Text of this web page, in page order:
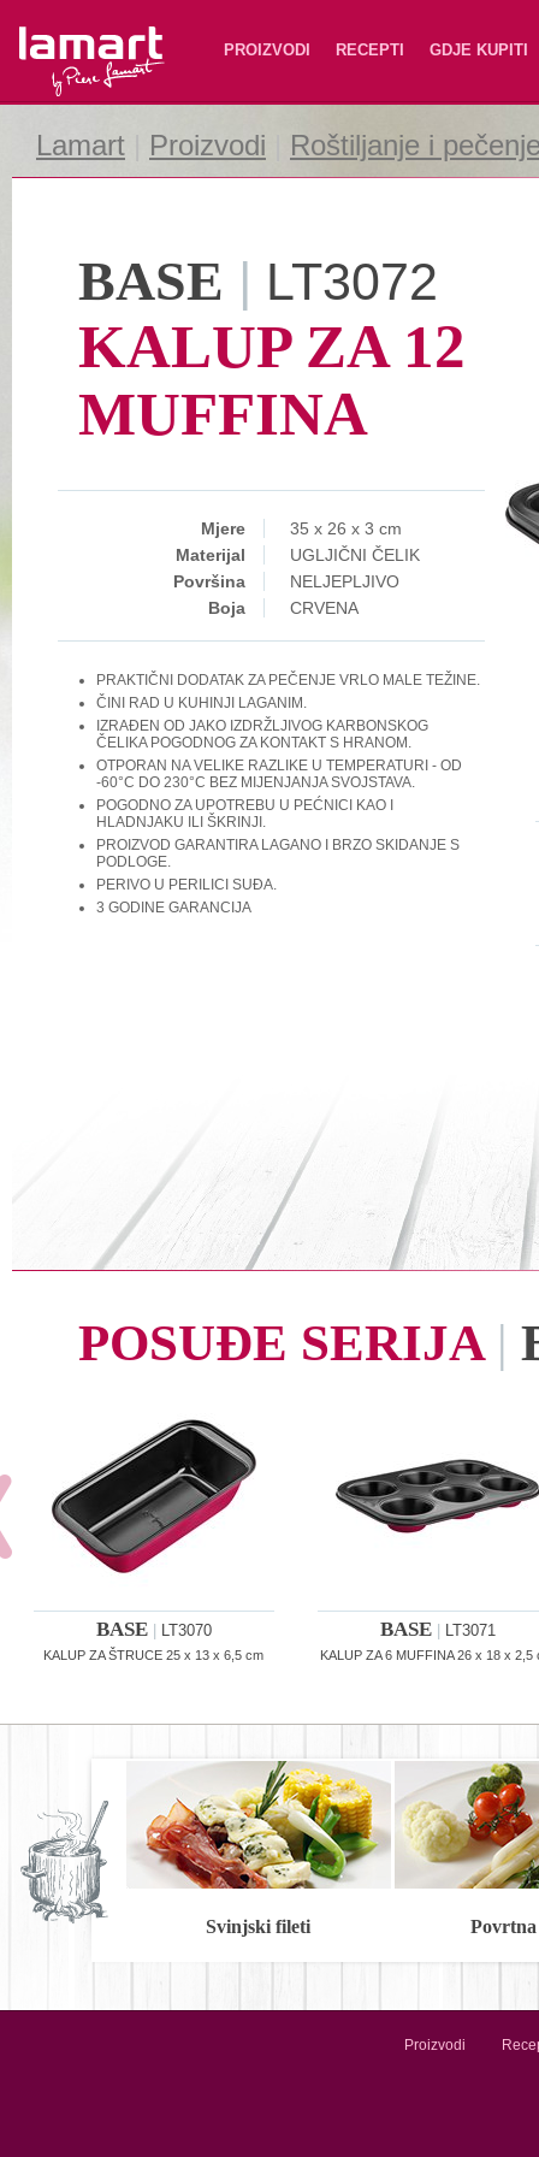
Lamart PROIZVODI RECEPTI GDJE KUPITI
Lamart Proizvodi Roštiljanje i
BASE | LT3072
KALUP ZA 12
MUFFINA
Mjere
35 x 26 x 3 cm
Materijal
UGLJIČNI ČELIK
Površina
NELJEPLJIVO
Boja
CRVENA
PRAKTIČNI DODATAK ZA PEČENJE VRLO MALE TEŽINE.
ČINI RAD U KUHINJI LAGANIM.
IZRAĐEN OD JAKO IZDRŽLJIVOG KARBONSKOG
ČELIKA POGODNOG ZA KONTAKT S HRANOM.
OTPORAN NA VELIKE RAZLIKE U TEMPERATURI - OD
-60°C DO 230°C BEZ MIJENJANJA SVOJSTAVA.
POGODNO ZA UPOTREBU U PEĆNICI KAO I
HLADNJAKU ILI ŠKRINJI.
PROIZVOD GARANTIRA LAGANO I BRZO SKIDANJE S
PODLOGE.
PERIVO U PERILICI SUĐA.
3 GODINE GARANCIJA
POSUĐE SERIJA |
BASE LT3070
KALUP ZA ŠTRUCE 25 x 13 x 6,5 cm
BASE LT3071
KALUP ZA 6 MUFFINA 26 x 18 x 2,5
Svinjski fileti
Proizvodi